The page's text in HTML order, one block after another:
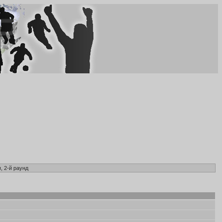
2-й раунд